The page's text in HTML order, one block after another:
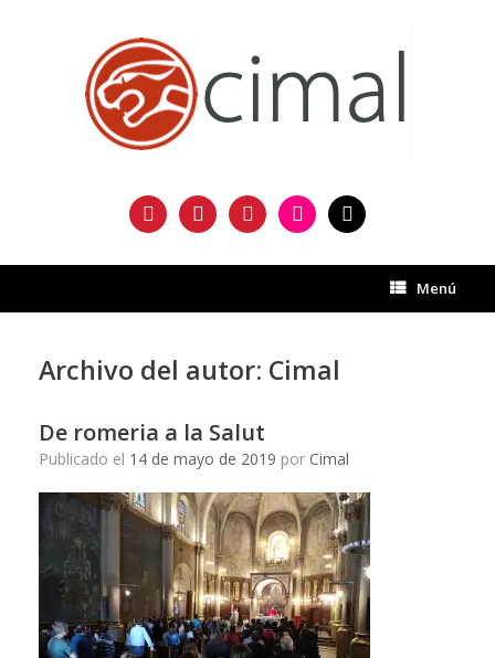
facebooktwitter instagramflickr mail
Menú
Archivo del autor: Cimal
De romeria a la Salut
Publicado el 14 de mayo de 2019 por Cimal